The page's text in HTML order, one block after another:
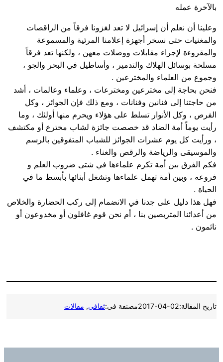
بالآخرة عمله
وعلينا أن نعلم أن إسرائيل لا تعد لغزونا فرقاً من الراقصات
والمغنيات حتى نسخر أجهزة إعلامنا المرئية والمسموعة
والمقروءة لإجراء مقابلات ووصلات معهن ، ولكنها تعد فرقاً
مسلحة بوسائل الهلاك والتدمير ، وأساطيل في البحر والجو ،
وجموع من العلماء والمخترعين .
فنحن بحاجة إلى مخترعين ومخترعات ، وعلماء وعالمات ، أشد
من حاجتنا إلى فنانين وفنانات ، ومع ذلك فإن الجوائز ، وكل
الفرص ، وكل الأنوار تسلط على هؤلاء ويحرم منها أولئك ، وما
رأيت يوماً أمة الضاد قد خصصت جائزة لشاب مخترع أو مكتشف
، ورأيت كل يوم عشرات الجوائز للشباب المتفوقين بالرسم
والموسيقى والرياضة والرقص والغناء .
فكم الفرق بين أمة تكرم علماءها في شتى ضروب العلم و
فروعه ، وبين أمة تهمل علماءها وتشغل أبنائها بأبسط ما في
الحياة .
فهل هذا دليل على جدنا في الانضمام إلى ركب الحضارة والخلاص
من أعدائنا المتربصين بنا ، أم نحن قوم غافلون أو مخدوعون أو
نائمون .
تاريخ المقالة:2017-04-02مصنفة في:ثقافي, مقالات